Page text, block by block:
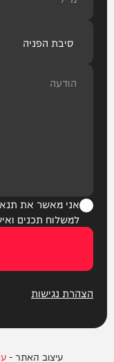
אני מאשר את
למשלוח תכנים
הצהרת נגישות
עיצוב האתר -